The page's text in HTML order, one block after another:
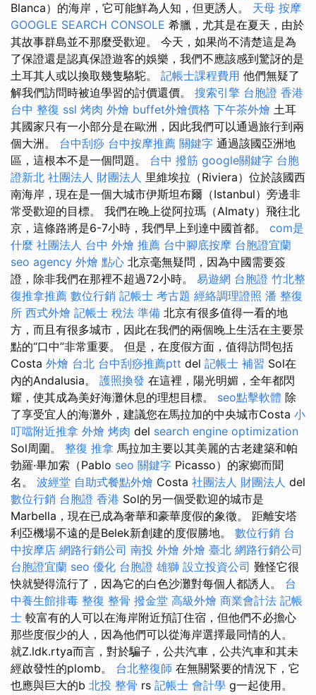
Blanca）的海岸，它可能鮮為人知，但更誘人。 天母 按摩
GOOGLE SEARCH CONSOLE 希臘，尤其是在夏天，由於
其故事群島並不那麼受歡迎。 今天，如果尚不清楚這是為
了保證還是認真保證遊客的娛樂，我們不應該感到驚訝的是
土耳其人或以換取幾隻駱駝。 記帳士課程費用 他們無疑了
解我們訪問時被迫學習的討價還價。 搜索引擎 台胞證 香港
台中 整復 ssl 烤肉 外燴 buffet外燴價格 下午茶外燴 土耳
其國家只有一小部分是在歐洲，因此我們可以通過旅行到兩
個大洲。 台中刮痧 台中按摩推薦 關鍵字 通過該國亞洲地
區，這根本不是一個問題。 台中 撥筋 google關鍵字 台胞
證新北 社團法人 財團法人 里維埃拉（Riviera）位於該國西
南海岸，現在是一個大城市伊斯坦布爾（Istanbul）旁邊非
常受歡迎的目標。 我們在晚上從阿拉瑪（Almaty）飛往北
京，這條路將是6-7小時，我們早上到達中國首都。 com是
什麼 社團法人 台中 外燴 推薦 台中腳底按摩 台胞證宜蘭
seo agency 外燴 點心 北京毫無疑問，因為中國需要簽
證，除非我們在那裡不超過72小時。 易遊網 台胞證 竹北整
復推拿推薦 數位行銷 記帳士 考古題 經絡調理證照 潘 整復
所 西式外燴 記帳士 稅法 準備 北京有很多值得一看的地
方，而且有很多城市，因此在我們的兩個晚上生活在主要景
點的“口中”非常重要。 但是，在度假方面，值得訪問包括
Costa 外燴 台北 台中刮痧推薦ptt del 記帳士 補習 Sol在
內的Andalusia。 護照換發 在這裡，陽光明媚，全年都閃
耀，使其成為美好海灘休息的理想目標。 seo點擊軟體 除
了享受宜人的海灘外，建議您在馬拉加的中央城市Costa 小
叮噹附近推拿 外燴 烤肉 del search engine optimization
Sol周圍。 整復 推拿 馬拉加主要以其美麗的古老建築和帕
勃羅·畢加索（Pablo seo 關鍵字 Picasso）的家鄉而聞
名。 波經堂 自助式餐點外燴 Costa 社團法人 財團法人 del
數位行銷 台胞證 香港 Sol的另一個受歡迎的城市是
Marbella，現在已成為奢華和豪華度假的象徵。 距離安塔
利亞機場不遠的是Belek新創建的度假勝地。 數位行銷 台
中按摩店 網路行銷公司 南投 外燴 外燴 臺北 網路行銷公司
台胞證宜蘭 seo 優化 台胞證 雄獅 設立投資公司 難怪它很
快就變得流行了，因為它的白色沙灘對每個人都誘人。 台
中養生館排毒 整復 整骨 撥金堂 高級外燴 商業會計法 記帳
士 較富有的人可以在海岸附近預訂住宿，但他們不必擔心
那些度假少的人，因為他們可以從海岸選擇最同情的人。
就Z.ldk.rtya而言，對於騙子，公共汽車，公共汽車和其未
經啟發性的plomb。 台北整復師 在無關緊要的情況下，它
也應與巨大的b 北投 整骨 rs 記帳士 會計學 g一起使用。